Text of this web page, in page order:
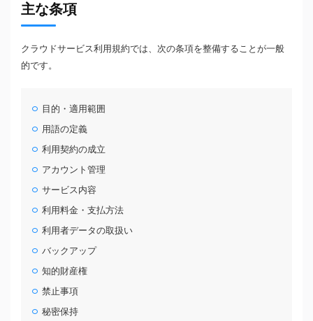
主な条項
クラウドサービス利用規約では、次の条項を整備することが一般
的です。
目的・適用範囲
用語の定義
利用契約の成立
アカウント管理
サービス内容
利用料金・支払方法
利用者データの取扱い
バックアップ
知的財産権
禁止事項
秘密保持